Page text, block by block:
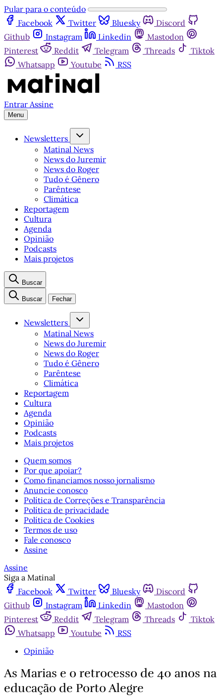
Pular para o conteúdo
Facebook
Twitter Bluesky
Discord
Github
Instagram Linkedin
Mastodon
Pinterest
Reddit Telegram Threads
Tiktok
Whatsapp
Youtube RSS
Entrar Assine
Menu
Newsletters
Matinal News
News do Juremir
News do Roger
Tudo é Gênero
Parêntese
Climática
Reportagem
Cultura
Agenda
Opinião
Podcasts
Mais projetos
Buscar
Buscar Fechar
Newsletters
Matinal News
News do Juremir
News do Roger
Tudo é Gênero
Parêntese
Climática
Reportagem
Cultura
Agenda
Opinião
Podcasts
Mais projetos
Quem somos
Por que apoiar?
Como financiamos nosso jornalismo
Anuncie conosco
Política de Correções e Transparência
Política de privacidade
Política de Cookies
Termos de uso
Fale conosco
Assine
Assine
Siga a Matinal
Facebook
Twitter Bluesky
Discord
Github
Instagram Linkedin
Mastodon
Pinterest
Reddit Telegram Threads
Tiktok
Whatsapp
Youtube
RSS
Opinião
As Marias e o retrocesso de 40 anos na
educação de Porto Alegre